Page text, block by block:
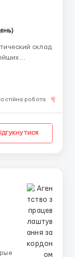
склад
работа со ска...робота